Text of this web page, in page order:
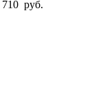
710 руб.